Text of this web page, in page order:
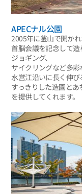
APECナル公園
2005年に釜山で開か
首脳会議を記念して造
ジョギング、
サイクリングなど多彩
水営江沿いに長く伸び
すっきりした造園と
を提供してくれます。